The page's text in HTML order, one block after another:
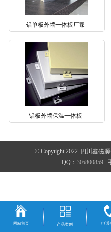
铝单板外墙一体板厂家
铝板外墙保温一体板
© Copyright 2022 四川鑫磁
QQ：305800859
网站首页 产品类别 电话